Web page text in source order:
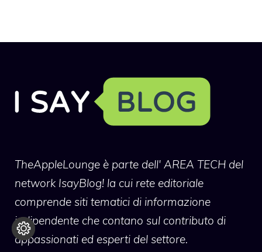
TheAppleLounge è parte dell' AREA TECH del
network IsayBlog! la cui rete editoriale
comprende siti tematici di informazione
indipendente che contano sul contributo di
appassionati ed esperti del settore.